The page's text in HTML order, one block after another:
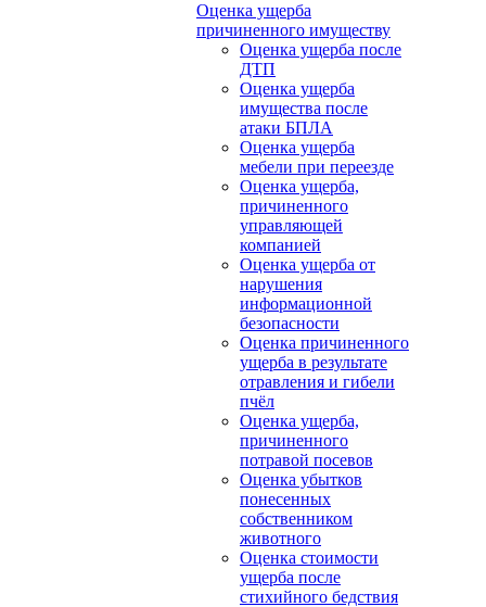
Оценка ущерба
причиненного имуществу
Оценка ущерба после
ДТП
Оценка ущерба
имущества после
атаки БПЛА
Оценка ущерба
мебели при переезде
Оценка ущерба,
причиненного
управляющей
компанией
Оценка ущерба от
нарушения
информационной
безопасности
Оценка причиненного
ущерба в результате
отравления и гибели
пчёл
Оценка ущерба,
причиненного
потравой посевов
Оценка убытков
понесенных
собственником
животного
Оценка стоимости
ущерба после
стихийного бедствия